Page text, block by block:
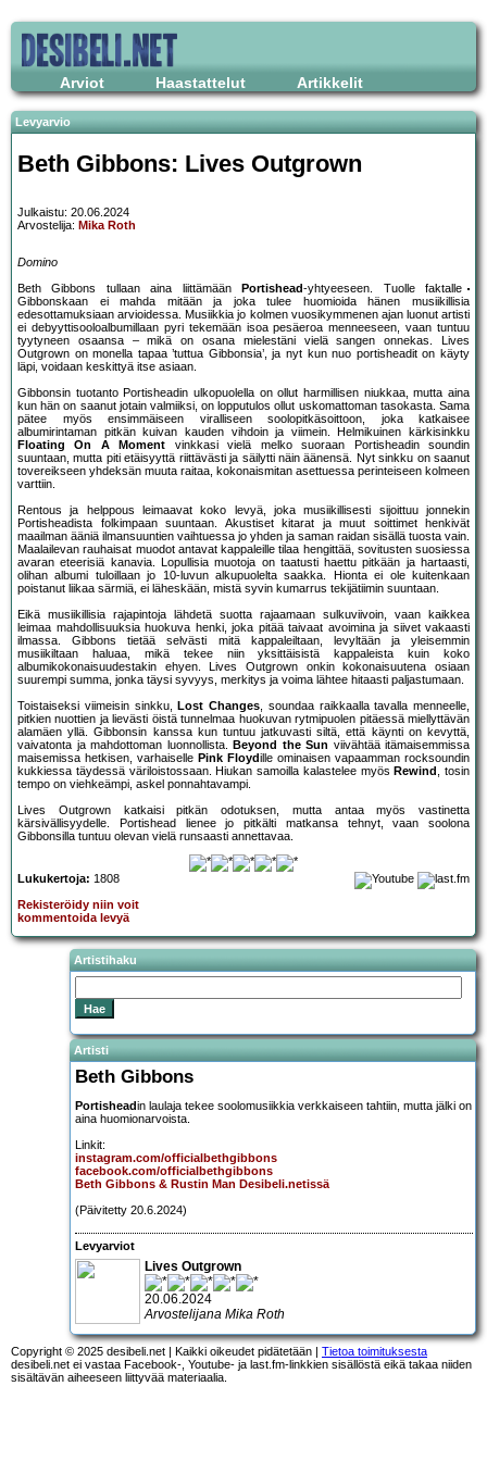
Arviot Haastattelut Artikkelit
Levyarvio
Beth Gibbons: Lives Outgrown
Julkaistu: 20.06.2024
Arvostelija: Mika Roth
Domino
Beth Gibbons tullaan aina liittämään
Portishead-yhtyeeseen. Tuolle faktalle
Gibbonskaan ei mahda mitään ja joka tulee huomioida hänen musiikillisia
edesottamuksiaan arvioidessa. Musiikkia jo kolmen vuosikymmenen ajan luonut artisti
ei debyyttisooloalbumillaan pyri tekemään isoa pesäeroa menneeseen, vaan tuntuu
tyytyneen osaansa – mikä on osana mielestäni vielä sangen onnekas. Lives
Outgrown on monella tapaa ’tuttua Gibbonsia’, ja nyt kun nuo portisheadit on käyty
läpi, voidaan keskittyä itse asiaan.
Gibbonsin tuotanto Portisheadin ulkopuolella on ollut harmillisen niukkaa, mutta aina
kun hän on saanut jotain valmiiksi, on lopputulos ollut uskomattoman tasokasta. Sama
pätee myös ensimmäiseen viralliseen soolopitkäsoittoon, joka katkaisee
albumirintaman pitkän kuivan kauden vihdoin ja viimein. Helmikuinen kärkisinkku
Floating On A Moment vinkkasi vielä melko suoraan Portisheadin soundin
suuntaan, mutta piti etäisyyttä riittävästi ja säilytti näin äänensä. Nyt sinkku on saanut
tovereikseen yhdeksän muuta raitaa, kokonaismitan asettuessa perinteiseen kolmeen
varttiin.
Rentous ja helppous leimaavat koko levyä, joka musiikillisesti sijoittuu jonnekin
Portisheadista folkimpaan suuntaan. Akustiset kitarat ja muut soittimet henkivät
maailman ääniä ilmansuuntien vaihtuessa jo yhden ja saman raidan sisällä tuosta vain.
Maalailevan rauhaisat muodot antavat kappaleille tilaa hengittää, sovitusten suosiessa
avaran eteerisiä kanavia. Lopullisia muotoja on taatusti haettu pitkään ja hartaasti,
olihan albumi tuloillaan jo 10-luvun alkupuolelta saakka. Hionta ei ole kuitenkaan
poistanut liikaa särmiä, ei läheskään, mistä syvin kumarrus tekijätiimin suuntaan.
Eikä musiikillisia rajapintoja lähdetä suotta rajaamaan sulkuviivoin, vaan kaikkea
leimaa mahdollisuuksia huokuva henki, joka pitää taivaat avoimina ja siivet vakaasti
ilmassa. Gibbons tietää selvästi mitä kappaleiltaan, levyltään ja yleisemmin
musiikiltaan haluaa, mikä tekee niin yksittäisistä kappaleista kuin koko
albumikokonaisuudestakin ehyen. Lives Outgrown onkin kokonaisuutena osiaan
suurempi summa, jonka täysi syvyys, merkitys ja voima lähtee hitaasti paljastumaan.
Toistaiseksi viimeisin sinkku, Lost Changes, soundaa raikkaalla tavalla menneelle,
pitkien nuottien ja lievästi öistä tunnelmaa huokuvan rytmipuolen pitäessä miellyttävän
alamäen yllä. Gibbonsin kanssa kun tuntuu jatkuvasti siltä, että käynti on kevyttä,
vaivatonta ja mahdottoman luonnollista. Beyond the Sun viivähtää itämaisemmissa
maisemissa hetkisen, varhaiselle Pink Floydille ominaisen vapaamman rocksoundin
kukkiessa täydessä väriloistossaan. Hiukan samoilla kalastelee myös Rewind , tosin
tempo on viehkeämpi, askel ponnahtavampi.
Lives Outgrown katkaisi pitkän odotuksen, mutta antaa myös vastinetta
kärsivällisyydelle. Portishead lienee jo pitkälti matkansa tehnyt, vaan soolona
Gibbonsilla tuntuu olevan vielä runsaasti annettavaa.
Lukukertoja: 1808
Rekisteröidy niin voit
kommentoida levyä
Artistihaku
Artisti
Beth Gibbons
Portisheadin laulaja tekee soolomusiikkia verkkaiseen tahtiin, mutta jälki on
aina huomionarvoista.
Linkit:
instagram.com/officialbethgibbons
facebook.com/officialbethgibbons
Beth Gibbons & Rustin Man Desibeli.netissä
(Päivitetty 20.6.2024)
Levyarviot
Lives Outgrown
20.06.2024
Arvostelijana Mika Roth
Copyright © 2025 desibeli.net | Kaikki oikeudet pidätetään | Tietoa toimituksesta
desibeli.net ei vastaa Facebook-, Youtube- ja last.fm-linkkien sisällöstä eikä takaa niiden
sisältävän aiheeseen liittyvää materiaalia.